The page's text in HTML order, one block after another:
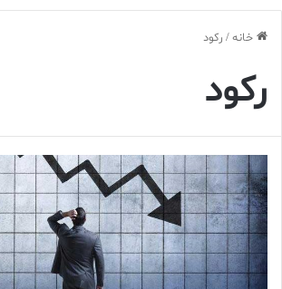
خانه/ رکود
رکود